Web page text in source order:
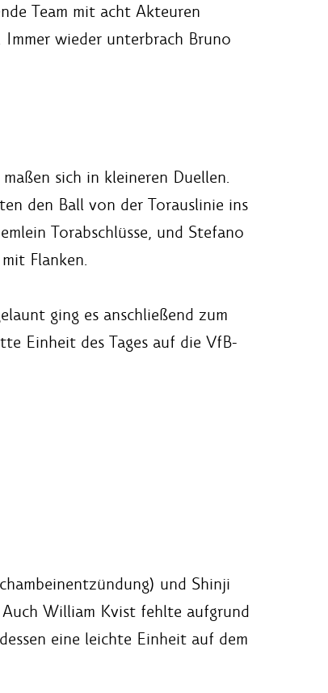
Team mit acht Akteuren
wieder unterbrach Bruno
sich in kleineren Duellen.
den Ball von der Torauslinie ins
Torabschlüsse, und Stefano
Flanken.
ging es anschließend zum
Einheit des Tages auf die VfB-
und Shinji
William Kvist fehlte aufgrund
eine leichte Einheit auf dem